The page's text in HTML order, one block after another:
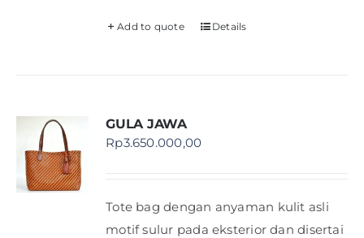
Add to quote Details
GULA JAWA
Rp3.650.000,00
Tote bag dengan anyaman kulit asli
motif sulur pada eksterior dan disertai